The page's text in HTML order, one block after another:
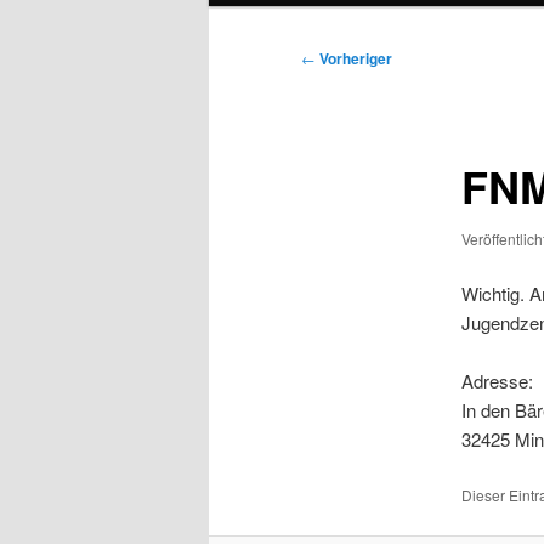
Beitragsnavigation
← Vorheriger
Wichtig.
Adresse:
In den
32425
Dieser